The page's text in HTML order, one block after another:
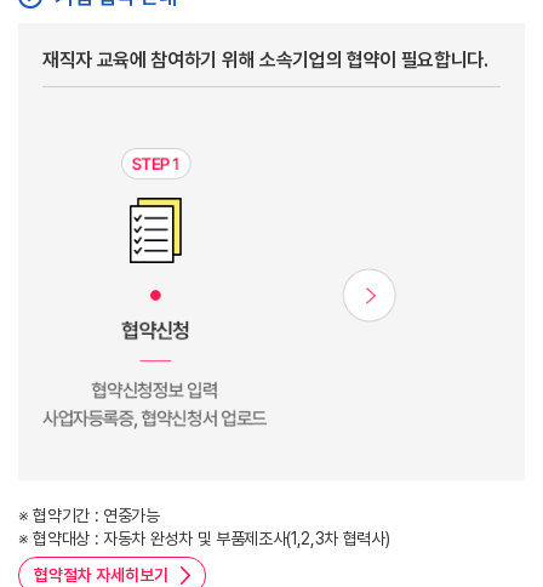
재직자 교육에 참여하기 위해 소속기업의 협약이 필요합니다.
※ 협약기간 : 연중가능
※ 협약대상 : 자동차 완성차 및 부품제조사(1,2,3차 협력사)
협약절차 자세히보기